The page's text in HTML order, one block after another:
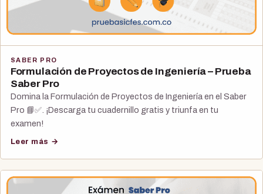
SABER PRO
Formulación de Proyectos de Ingeniería – Prueba
Saber Pro
Domina la Formulación de Proyectos de Ingeniería en el Saber
Pro 📘✅. ¡Descarga tu cuadernillo gratis y triunfa en tu
examen!
Leer más →